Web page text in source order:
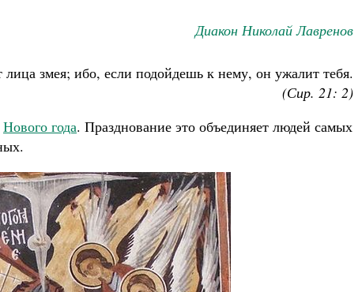
Диакон Николай Лавренов
лица змея; ибо, если подойдешь к нему, он ужалит тебя.
(Сир. 21: 2)
Нового года. Празднование это объединяет людей самых
своё место в жизни
Мурышев
Великомученик Георгий Победоносец. Научись у